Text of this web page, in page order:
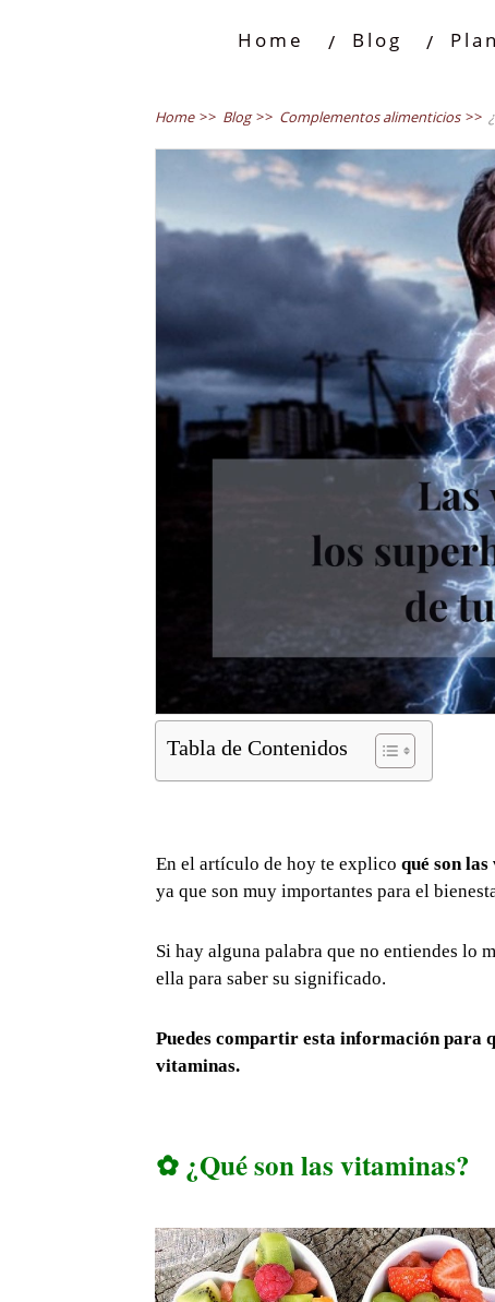
Home Blog
Home >> Blog >> Complementos alimenticios >>
Tabla de Contenidos
En el artículo de hoy te explico qué son
ya que son muy importantes para el
Si hay alguna palabra que no entiendes lo
ella para saber su significado.
Puedes compartir esta información para
vitaminas.
✿ ¿Qué son las vitaminas?